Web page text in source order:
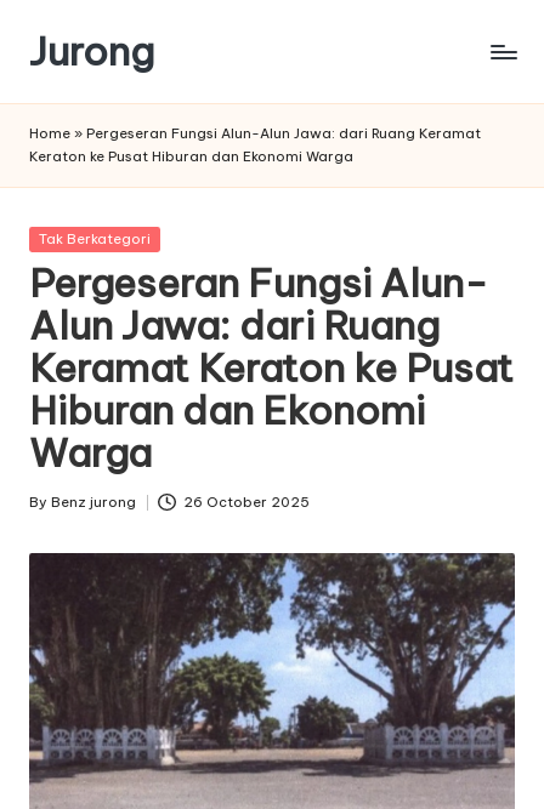
content
Jurong
Home » Pergeseran Fungsi Alun-Alun Jawa: dari Ruang Keramat
Keraton ke Pusat Hiburan dan Ekonomi Warga
Posted
Tak Berkategori
Pergeseran Fungsi Alun-
Alun Jawa: dari Ruang
Keramat Keraton ke Pusat
Hiburan dan Ekonomi
Warga
Posted
By Benz jurong 26 October 2025